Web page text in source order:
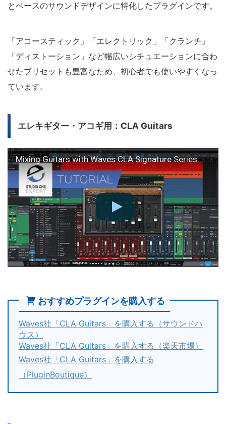
とベースのサウンドデザインに特化したプラグインです。
「アコースティック」「エレクトリック」「クランチ」
「ディストーション」など幅広いシチュエーションに合わ
せたプリセットも豊富なため、初心者でも使いやすくなっ
ています。
エレキギター・アコギ用：CLA Guitars
Mixing Guitars with Waves CLA Signature Series.
おすすめプラグインを購入する
Waves社「CLA Guitars」を購入する（サウンドハ
ウス）
Waves社「CLA Guitars」を購入する（楽天市場）
Waves社「CLA Guitars」を購入する
（PluginBoutique）